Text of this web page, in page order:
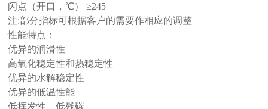
闪点（开口，℃） ≥245
注:部分指标可根据客户的需要作相应的调整
性能特点：
优异的润滑性
高氧化稳定性和热稳定性
优异的水解稳定性
优异的低温性能
低挥发性、低残碳